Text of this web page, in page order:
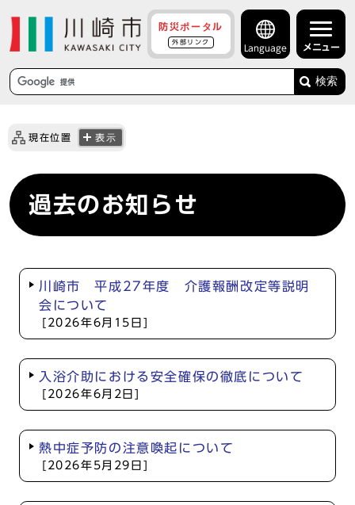
防災ポータル
外部リンク
Language メニュー
検索
現在位置 表示
過去のお知らせ
川崎市 平成27年度 介護報酬改定等説明
会について
[2026年6月15日]
入浴介助における安全確保の徹底について
[2026年6月2日]
熱中症予防の注意喚起について
[2026年5月29日]